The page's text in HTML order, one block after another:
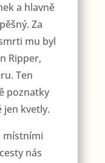
a hlavně
Za
mu byl
Ripper,
Ten
poznatky
jen kvetly.
místními
nás